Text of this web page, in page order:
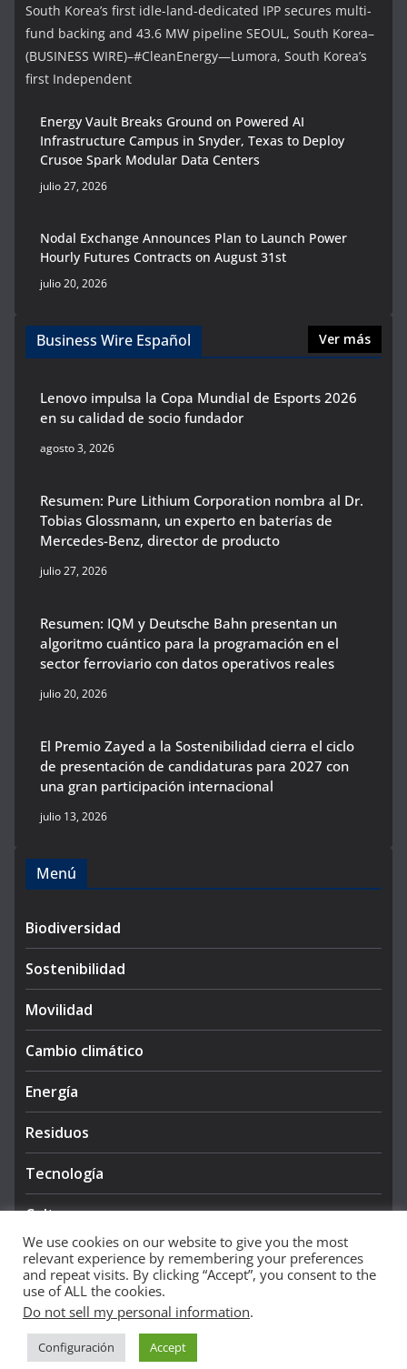
South Korea’s first idle-land-dedicated IPP secures multi-
fund backing and 43.6 MW pipeline SEOUL, South Korea–
(BUSINESS WIRE)–#CleanEnergy—Lumora, South Korea’s
first Independent
Energy Vault Breaks Ground on Powered AI
Infrastructure Campus in Snyder, Texas to Deploy
Crusoe Spark Modular Data Centers
julio 27, 2026
Nodal Exchange Announces Plan to Launch Power
Hourly Futures Contracts on August 31st
julio 20, 2026
Business Wire Español Ver más
Lenovo impulsa la Copa Mundial de Esports 2026
en su calidad de socio fundador
agosto 3, 2026
Resumen: Pure Lithium Corporation nombra al Dr.
Tobias Glossmann, un experto en baterías de
Mercedes-Benz, director de producto
julio 27, 2026
Resumen: IQM y Deutsche Bahn presentan un
algoritmo cuántico para la programación en el
sector ferroviario con datos operativos reales
julio 20, 2026
El Premio Zayed a la Sostenibilidad cierra el ciclo
de presentación de candidaturas para 2027 con
una gran participación internacional
julio 13, 2026
Menú
Biodiversidad
Sostenibilidad
Movilidad
Cambio climático
Energía
Residuos
Tecnología
Cultura
Copyright © 2026NIEVE AZUL 360
Theme:ColorMag Pro by ThemeGrill. Powered by
We use cookies on our website to give you the most
relevant experience by remembering your preferences
and repeat visits. By clicking “Accept”, you consent to the
use of ALL the cookies.
Do not sell my personal information.
Configuración Accept